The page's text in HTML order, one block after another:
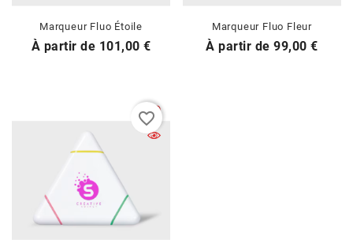
Marqueur Fluo Étoile
À partir de Prix
101,00 €
Marqueur Fluo Fleur
À partir dePrix
99,00 €
favorite_border